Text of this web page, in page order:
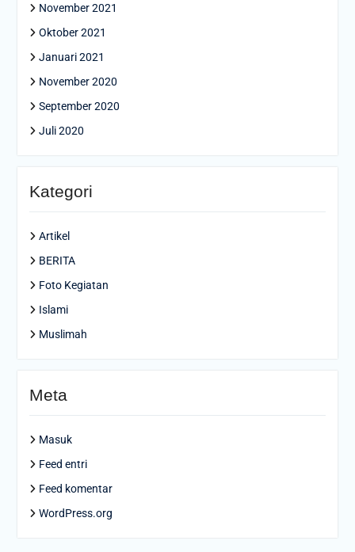
November 2021
Oktober 2021
Januari 2021
November 2020
September 2020
Juli 2020
Kategori
Artikel
BERITA
Foto Kegiatan
Islami
Muslimah
Meta
Masuk
Feed entri
Feed komentar
WordPress.org